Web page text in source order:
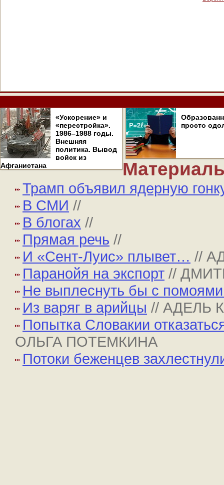
«Ускорение» и
«перестройка».
1986–1988 годы.
Внешняя
политика. Вывод
войск из
Афганистана
просто
Трамп объявил ядерную
В СМИ //
В блогах //
Прямая речь //
И «Сент-Луис» плывет… //
Паранойя на экспорт //
Не выплеснуть бы с
Из варяг в арийцы // АДЕЛЬ
Попытка Словакии
ОЛЬГА ПОТЕМКИНА
Потоки беженцев